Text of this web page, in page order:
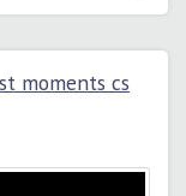
moments cs